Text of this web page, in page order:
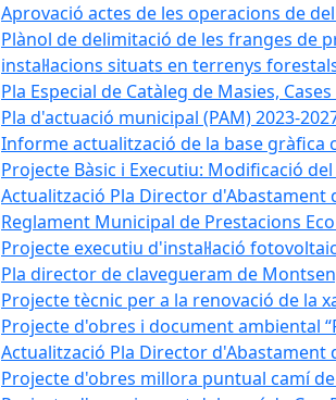
Aprovació actes de les operacions de
Plànol de delimitació de les franges de
instal·lacions situats en terrenys
Pla Especial de Catàleg de Masies,
Pla d'actuació municipal (PAM) 2023-
Informe actualització de la base gràfica
Projecte Bàsic i Executiu: Modificació
Actualització Pla Director
Reglament Municipal de Prestacions
Projecte executiu d'instal·lació
Pla director de clavegueram de
Projecte tècnic per a la renovació de la
Projecte d'obres i document ambiental
Actualització Pla Director
Projecte d'obres millora puntual camí